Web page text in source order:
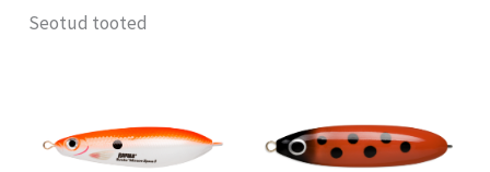
Seotud tooted